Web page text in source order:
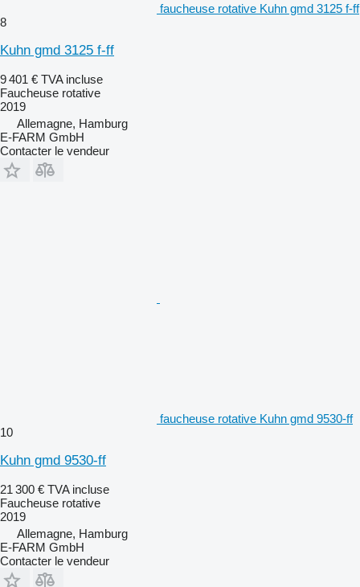
faucheuse rotative Kuhn gmd 3125 f-ff
8
Kuhn gmd 3125 f-ff
9 401 € TVA incluse
Faucheuse rotative
2019
Allemagne, Hamburg
E-FARM GmbH
Contacter le vendeur
faucheuse rotative Kuhn gmd 9530-ff
10
Kuhn gmd 9530-ff
21 300 € TVA incluse
Faucheuse rotative
2019
Allemagne, Hamburg
E-FARM GmbH
Contacter le vendeur